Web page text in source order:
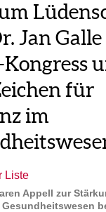
Jan
für
im
Liste
Appell zur
Gesundheitswesen